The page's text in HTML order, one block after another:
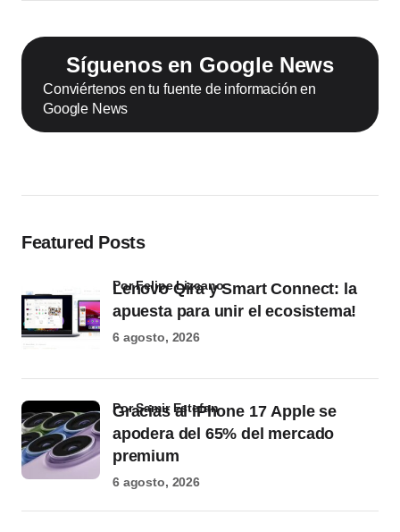
Síguenos en Google News
Conviértenos en tu fuente de información en
Google News
Featured Posts
Lenovo Qira y Smart Connect: la
apuesta para unir el ecosistema!
por Felipe Lizcano
6 agosto, 2026
Gracias al iPhone 17 Apple se
apodera del 65% del mercado
premium
por Samir Estefan
6 agosto, 2026